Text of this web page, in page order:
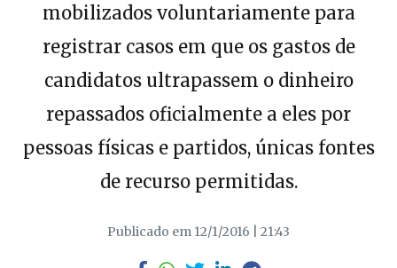
mobilizados voluntariamente para
registrar casos em que os gastos de
candidatos ultrapassem o dinheiro
repassados oficialmente a eles por
pessoas físicas e partidos, únicas fontes
de recurso permitidas.
Publicado em 12/1/2016 | 21:43